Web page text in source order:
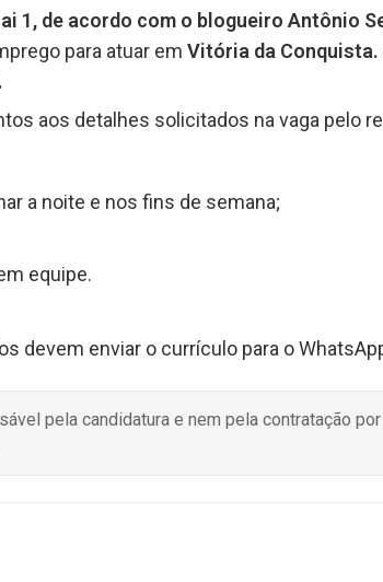
1, de acordo com o blogueiro Antônio
para atuar em Vitória da Conquista.
.
aos detalhes solicitados na vaga pelo
a noite e nos fins de semana;
equipe.
devem enviar o currículo para o
pela candidatura e nem pela contratação